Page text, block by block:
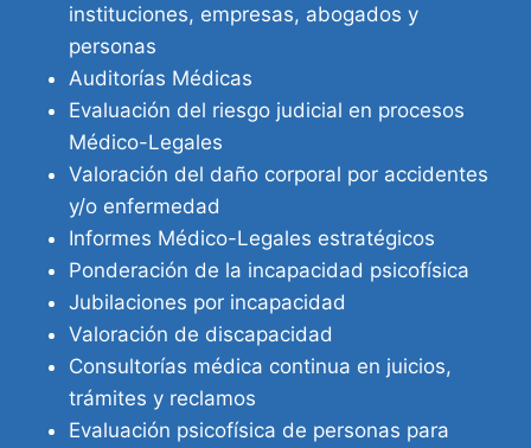
instituciones, empresas, abogados y
personas
Auditorías Médicas
Evaluación del riesgo judicial en procesos
Médico-Legales
Valoración del daño corporal por accidentes
y/o enfermedad
Informes Médico-Legales estratégicos
Ponderación de la incapacidad psicofísica
Jubilaciones por incapacidad
Valoración de discapacidad
Consultorías médica continua en juicios,
trámites y reclamos
Evaluación psicofísica de personas para